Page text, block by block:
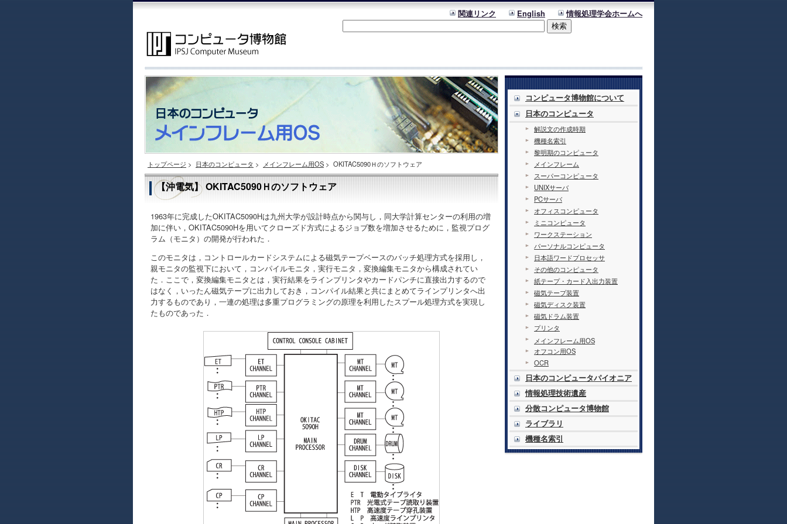
関連リンク English 情報処理学会ホームへ
トップページ > 日本のコンピュータ > メインフレーム用OS > OKITAC5090Ｈのソフトウェア
【沖電気】 OKITAC5090Ｈのソフトウェア
1963年に完成したOKITAC5090Hは九州大学が設計時点から関与し，同大学計算センターの利用の増
加に伴い，OKITAC5090Hを用いてクローズド方式によるジョブ数を増加させるために，監視プログ
ラム（モニタ）の開発が行われた．
このモニタは，コントロールカードシステムによる磁気テープベースのバッチ処理方式を採用し，
親モニタの監視下において，コンパイルモニタ，実行モニタ，変換編集モニタから構成されてい
た．ここで，変換編集モニタとは，実行結果をラインプリンタやカードパンチに直接出力するので
はなく，いったん磁気テープに出力しておき，コンパイル結果と共にまとめてラインプリンタへ出
力するものであり，一連の処理は多重プログラミングの原理を利用したスプール処理方式を実現し
たものであった．
コンピュータ博物館について
日本のコンピュータ
解説文の作成時期
機種名索引
黎明期のコンピュータ
メインフレーム
スーパーコンピュータ
UNIXサーバ
PCサーバ
オフィスコンピュータ
ミニコンピュータ
ワークステーション
パーソナルコンピュータ
日本語ワードプロセッサ
その他のコンピュータ
紙テープ・カード入出力装置
磁気テープ装置
磁気ディスク装置
磁気ドラム装置
プリンタ
メインフレーム用OS
オフコン用OS
OCR
日本のコンピュータパイオニア
情報処理技術遺産
分散コンピュータ博物館
ライブラリ
機種名索引